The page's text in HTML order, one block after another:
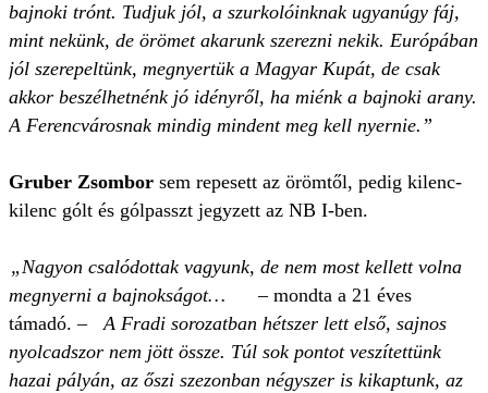
bajnoki trónt. Tudjuk jól, a szurkolóinknak ugyanúgy fáj,
mint nekünk, de örömet akarunk szerezni nekik. Európában
jól szerepeltünk, megnyertük a Magyar Kupát, de csak
akkor beszélhetnénk jó idényről, ha miénk a bajnoki arany.
A Ferencvárosnak mindig mindent meg kell nyernie.”
Gruber Zsombor sem repesett az örömtől, pedig kilenc-
kilenc gólt és gólpasszt jegyzett az NB I-ben.
„Nagyon csalódottak vagyunk, de nem most kellett volna
megnyerni a bajnokságot… – mondta a 21 éves
támadó.– A Fradi sorozatban hétszer lett első, sajnos
nyolcadszor nem jött össze. Túl sok pontot veszítettünk
hazai pályán, az őszi szezonban négyszer is kikaptunk, az